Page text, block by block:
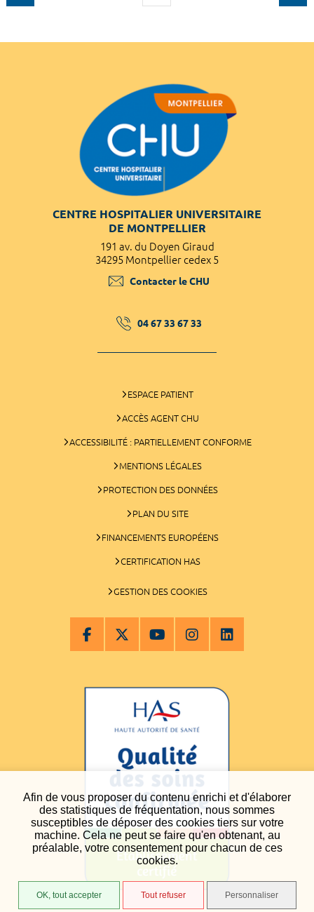
Afin de vous proposer du contenu enrichi et d'élaborer
des statistiques de fréquentation, nous sommes
susceptibles de déposer des cookies tiers sur votre
machine. Cela ne peut se faire qu'en obtenant, au
préalable, votre consentement pour chacun de ces
cookies.
OK, tout accepter Tout refuser Personnaliser
CENTRE HOSPITALIER UNIVERSITAIRE
DE MONTPELLIER
191 av. du Doyen Giraud
34295 Montpellier cedex 5
Contacter le CHU
04 67 33 67 33
ESPACE PATIENT
ACCÈS AGENT CHU
ACCESSIBILITÉ : PARTIELLEMENT CONFORME
MENTIONS LÉGALES
PROTECTION DES DONNÉES
PLAN DU SITE
FINANCEMENTS EUROPÉENS
CERTIFICATION HAS
GESTION DES COOKIES